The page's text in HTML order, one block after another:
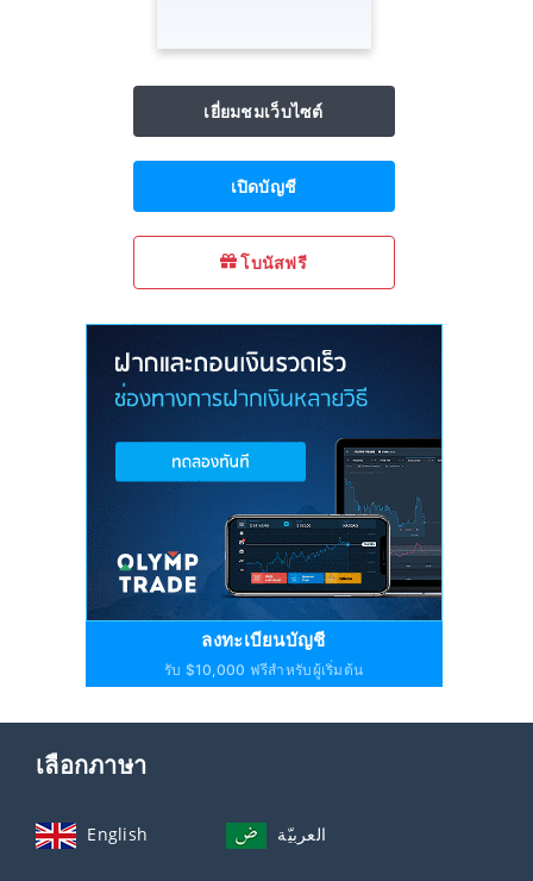
เยี่ยมชมเว็บไซต์
เปิดบัญชี
โบนัสฟรี
ลงทะเบียนบัญชี
รับ $10,000 ฟรีสำหรับผู้เริ่มต้น
เลือกภาษา
English العربيّة